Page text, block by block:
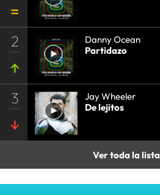
2
Danny Ocean
Partidazo
3
Jay Wheeler
De lejitos
Ver toda la lista